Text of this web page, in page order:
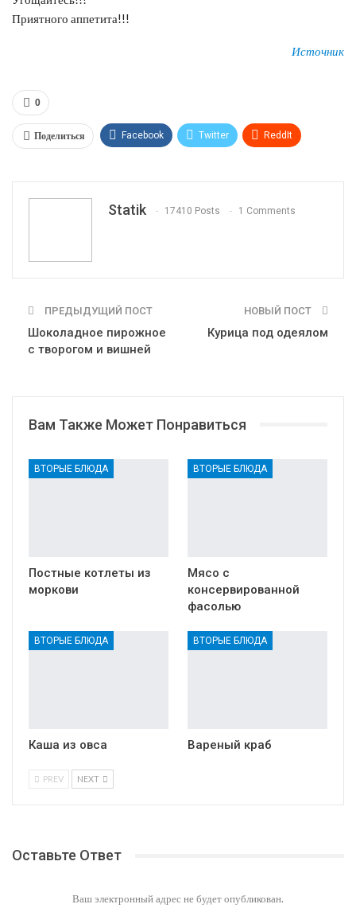
Приятного аппетита!!!
Источник
0
Поделиться Facebook Twitter ReddIt
Statik 17410 Posts 1 Comments
ПРЕДЫДУЩИЙ ПОСТ
Шоколадное пирожное
с творогом и вишней
НОВЫЙ ПОСТ
Курица под одеялом
Вам Также Может Понравиться
ВТОРЫЕ БЛЮДА
Постные котлеты из
моркови
ВТОРЫЕ БЛЮДА
Мясо с
консервированной
фасолью
ВТОРЫЕ БЛЮДА
Каша из овса
ВТОРЫЕ БЛЮДА
Вареный краб
PREV NEXT
Оставьте Ответ
Ваш электронный адрес не будет опубликован.